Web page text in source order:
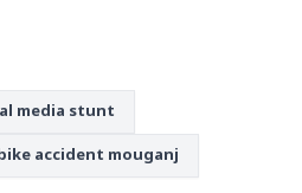
media stunt
accident mouganj